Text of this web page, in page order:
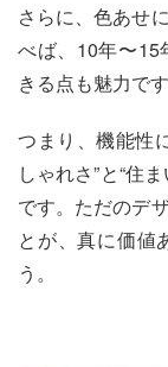
さらに、色あせ
べば、10年〜15
きる点も魅力です
つまり、機能性
しゃれさ”と“住
です。ただのデ
とが、真に価値
う。